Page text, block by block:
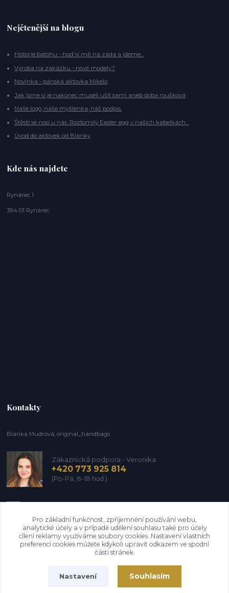
Nejčtenější na blogu
Historie batohu - hoď si mě na záda a jdeme...
Výroba na zakázku - nové modely?
Novinka - pánská aktovka Mikelo
Jak jsme si je nakonec museli ušít sami aneb doba roušková
Naše logo, naše myšlenka, náš podpis.
Štěstí se nosí u nás. Roztomilý Easter egg v našich kabelkách...
Úvod do aktovek od Blanky
Kde nás najdete
Rynárec 1
394 01 Rynárec
Kontakty
Blanka Mudrová, original_handbags
Zákaznická podpora - Veronika
+420 773 925 814
(Po-Pá, 8-18 hod.)
Pro základní funkčnost, zpříjemnění používání webu,
analytické účely a v případě udělení souhlasu také pro účely
cílení reklamy využíváme soubory cookies. Nastavení vlastních
preferencí cookies můžete kdykoli upravit odkazem ve spodní
části stránek.
Nastavení Souhlasím